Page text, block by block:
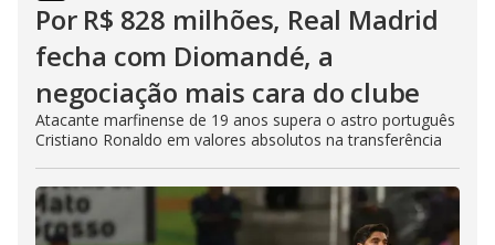
Por R$ 828 milhões, Real Madrid
fecha com Diomandé, a
negociação mais cara do clube
Atacante marfinense de 19 anos supera o astro português
Cristiano Ronaldo em valores absolutos na transferência